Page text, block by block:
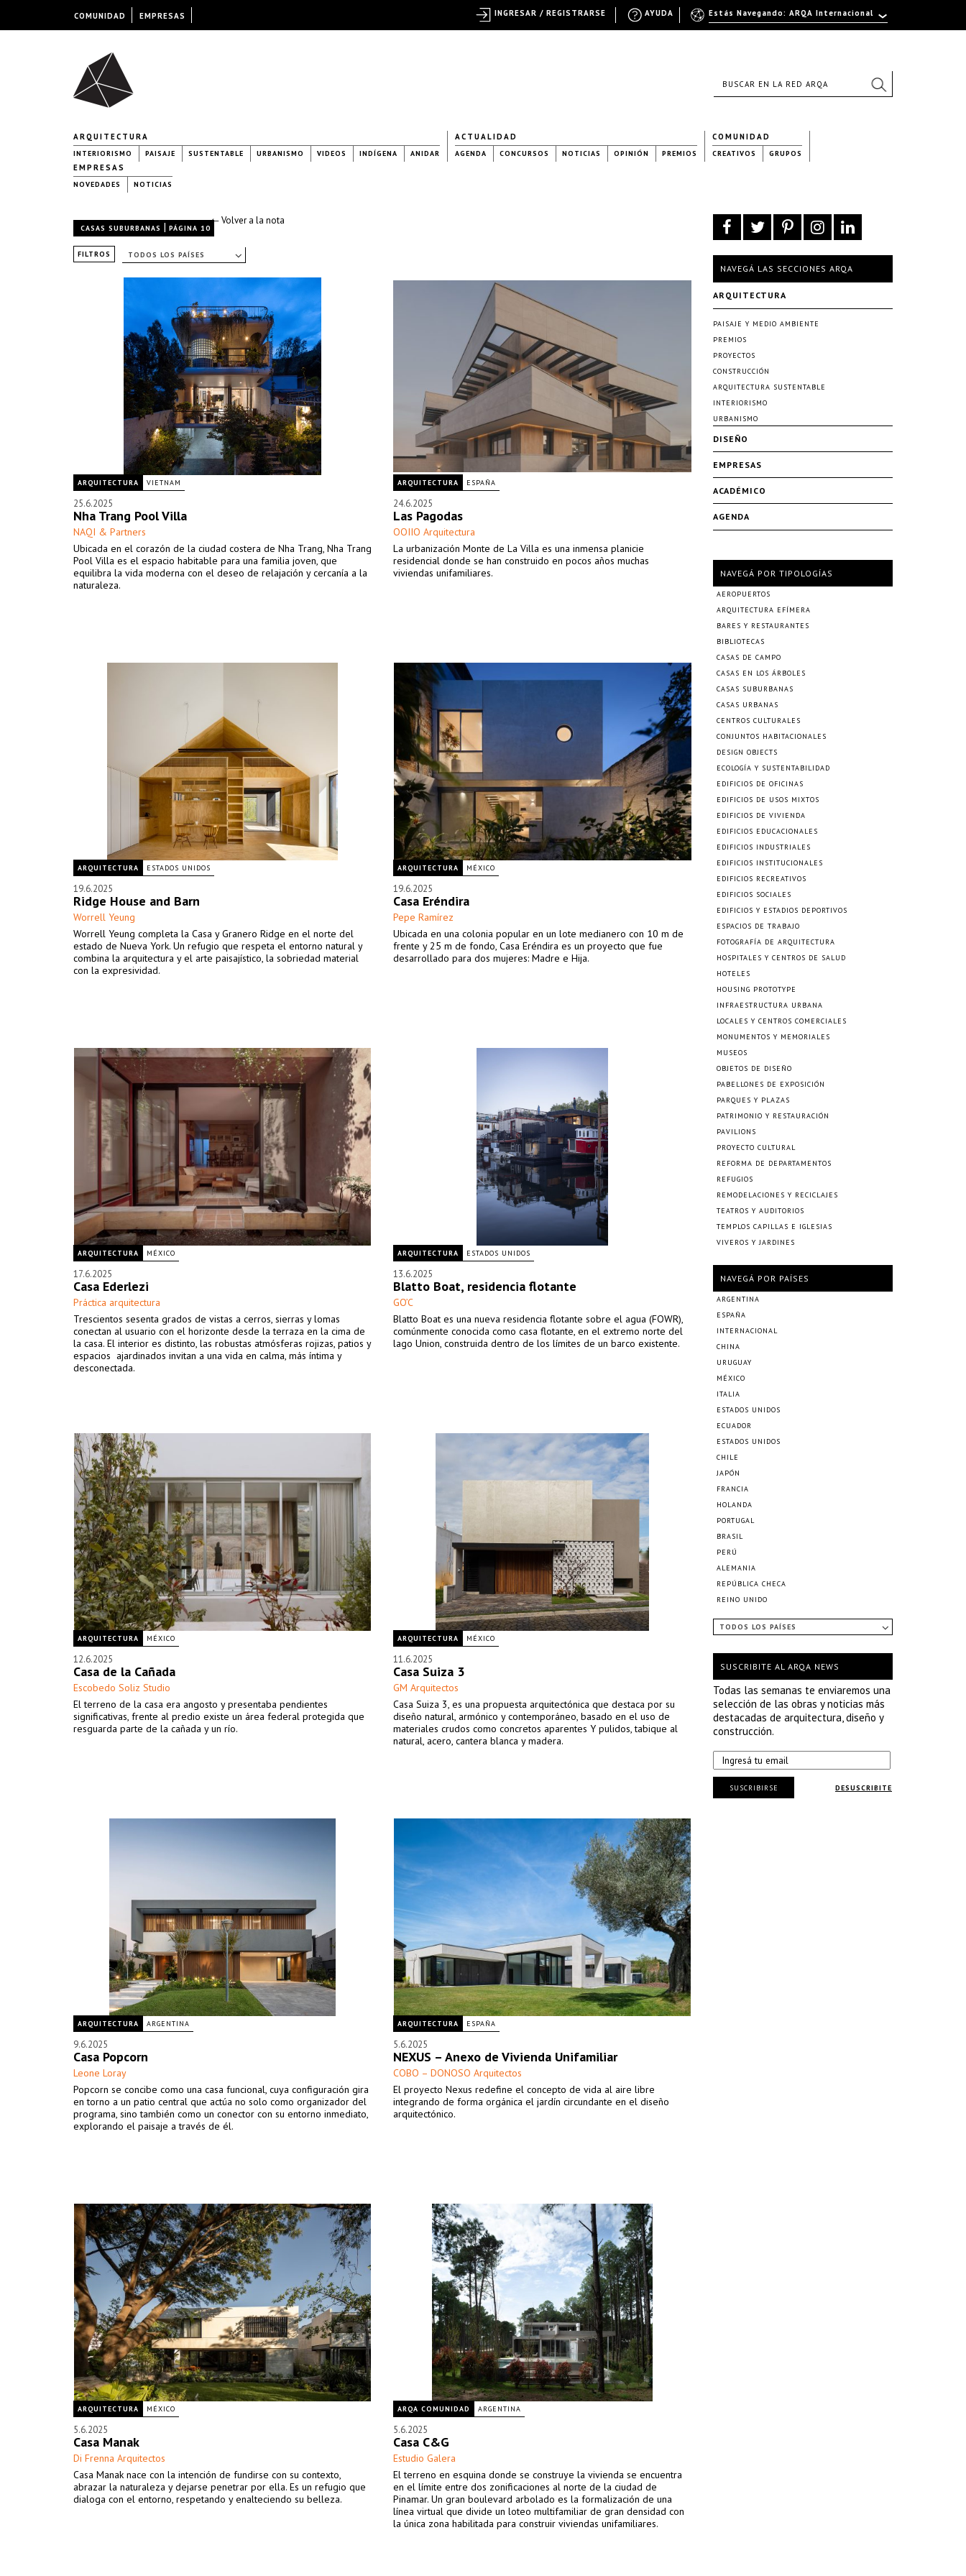
ARQUITECTURA
INTERIORISMO PAISAJE SUSTENTABLE URBANISMO VIDEOS INDÍGENA ANIDAR
ACTUALIDAD
AGENDA CONCURSOS NOTICIAS OPINIÓN PREMIOS
COMUNIDAD
CREATIVOS GRUPOS
EMPRESAS
NOVEDADES NOTICIAS
← Volver a la nota
CASAS SUBURBANAS | PÁGINA 10
FILTROS TODOS LOS PAÍSES
ARQUITECTURA VIETNAM
25.6.2025
Nha Trang Pool Villa
NAQI & Partners
Ubicada en el corazón de la ciudad costera de Nha Trang, Nha Trang
Pool Villa es el espacio habitable para una familia joven, que
equilibra la vida moderna con el deseo de relajación y cercanía a la
naturaleza.
ARQUITECTURA ESPAÑA
24.6.2025
Las Pagodas
OOIIO Arquitectura
La urbanización Monte de La Villa es una inmensa planicie
residencial donde se han construido en pocos años muchas
viviendas unifamiliares.
ARQUITECTURA ESTADOS UNIDOS
19.6.2025
Ridge House and Barn
Worrell Yeung
Worrell Yeung completa la Casa y Granero Ridge en el norte del
estado de Nueva York. Un refugio que respeta el entorno natural y
combina la arquitectura y el arte paisajístico, la sobriedad material
con la expresividad.
ARQUITECTURA MÉXICO
19.6.2025
Casa Eréndira
Pepe Ramírez
Ubicada en una colonia popular en un lote medianero con 10 m de
frente y 25 m de fondo, Casa Eréndira es un proyecto que fue
desarrollado para dos mujeres: Madre e Hija.
ARQUITECTURA MÉXICO
17.6.2025
Casa Ederlezi
Práctica arquitectura
Trescientos sesenta grados de vistas a cerros, sierras y lomas
conectan al usuario con el horizonte desde la terraza en la cima de
la casa. El interior es distinto, las robustas atmósferas rojizas, patios y
espacios ajardinados invitan a una vida en calma, más íntima y
desconectada.
ARQUITECTURA ESTADOS UNIDOS
13.6.2025
Blatto Boat, residencia flotante
GO’C
Blatto Boat es una nueva residencia flotante sobre el agua (FOWR),
comúnmente conocida como casa flotante, en el extremo norte del
lago Union, construida dentro de los límites de un barco existente.
ARQUITECTURA MÉXICO
12.6.2025
Casa de la Cañada
Escobedo Soliz Studio
El terreno de la casa era angosto y presentaba pendientes
significativas, frente al predio existe un área federal protegida que
resguarda parte de la cañada y un río.
ARQUITECTURA MÉXICO
11.6.2025
Casa Suiza 3
GM Arquitectos
Casa Suiza 3, es una propuesta arquitectónica que destaca por su
diseño natural, armónico y contemporáneo, basado en el uso de
materiales crudos como concretos aparentes Y pulidos, tabique al
natural, acero, cantera blanca y madera.
ARQUITECTURA ARGENTINA
9.6.2025
Casa Popcorn
Leone Loray
Popcorn se concibe como una casa funcional, cuya configuración gira
en torno a un patio central que actúa no solo como organizador del
programa, sino también como un conector con su entorno inmediato,
explorando el paisaje a través de él.
ARQUITECTURA ESPAÑA
5.6.2025
NEXUS – Anexo de Vivienda Unifamiliar
COBO – DONOSO Arquitectos
El proyecto Nexus redefine el concepto de vida al aire libre
integrando de forma orgánica el jardín circundante en el diseño
arquitectónico.
ARQUITECTURA MÉXICO
5.6.2025
Casa Manak
Di Frenna Arquitectos
Casa Manak nace con la intención de fundirse con su contexto,
abrazar la naturaleza y dejarse penetrar por ella. Es un refugio que
dialoga con el entorno, respetando y enalteciendo su belleza.
ARQA COMUNIDAD ARGENTINA
5.6.2025
Casa C&G
Estudio Galera
El terreno en esquina donde se construye la vivienda se encuentra
en el límite entre dos zonificaciones al norte de la ciudad de
Pinamar. Un gran boulevard arbolado es la formalización de una
línea virtual que divide un loteo multifamiliar de gran densidad con
la única zona habilitada para construir viviendas unifamiliares.
NAVEGÁ LAS SECCIONES ARQA
ARQUITECTURA
PAISAJE Y MEDIO AMBIENTE
PREMIOS
PROYECTOS
CONSTRUCCIÓN
ARQUITECTURA SUSTENTABLE
INTERIORISMO
URBANISMO
DISEÑO
EMPRESAS
ACADÉMICO
AGENDA
NAVEGÁ POR TIPOLOGÍAS
AEROPUERTOS
ARQUITECTURA EFÍMERA
BARES Y RESTAURANTES
BIBLIOTECAS
CASAS DE CAMPO
CASAS EN LOS ÁRBOLES
CASAS SUBURBANAS
CASAS URBANAS
CENTROS CULTURALES
CONJUNTOS HABITACIONALES
DESIGN OBJECTS
ECOLOGÍA Y SUSTENTABILIDAD
EDIFICIOS DE OFICINAS
EDIFICIOS DE USOS MIXTOS
EDIFICIOS DE VIVIENDA
EDIFICIOS EDUCACIONALES
EDIFICIOS INDUSTRIALES
EDIFICIOS INSTITUCIONALES
EDIFICIOS RECREATIVOS
EDIFICIOS SOCIALES
EDIFICIOS Y ESTADIOS DEPORTIVOS
ESPACIOS DE TRABAJO
FOTOGRAFÍA DE ARQUITECTURA
HOSPITALES Y CENTROS DE SALUD
HOTELES
HOUSING PROTOTYPE
INFRAESTRUCTURA URBANA
LOCALES Y CENTROS COMERCIALES
MONUMENTOS Y MEMORIALES
MUSEOS
OBJETOS DE DISEÑO
PABELLONES DE EXPOSICIÓN
PARQUES Y PLAZAS
PATRIMONIO Y RESTAURACIÓN
PAVILIONS
PROYECTO CULTURAL
REFORMA DE DEPARTAMENTOS
REFUGIOS
REMODELACIONES Y RECICLAJES
TEATROS Y AUDITORIOS
TEMPLOS CAPILLAS E IGLESIAS
VIVEROS Y JARDINES
NAVEGÁ POR PAÍSES
ARGENTINA
ESPAÑA
INTERNACIONAL
CHINA
URUGUAY
MÉXICO
ITALIA
ESTADOS UNIDOS
ECUADOR
ESTADOS UNIDOS
CHILE
JAPÓN
FRANCIA
HOLANDA
PORTUGAL
BRASIL
PERÚ
ALEMANIA
REPÚBLICA CHECA
REINO UNIDO
TODOS LOS PAÍSES
SUSCRIBITE AL ARQA NEWS
Todas las semanas te enviaremos una
selección de las obras y noticias más
destacadas de arquitectura, diseño y
construcción.
DESUSCRIBITE
SUSCRIBIRSE
COMUNIDAD EMPRESAS Estás Navegando: ARQA Internacional
AYUDA
INGRESAR / REGISTRARSE